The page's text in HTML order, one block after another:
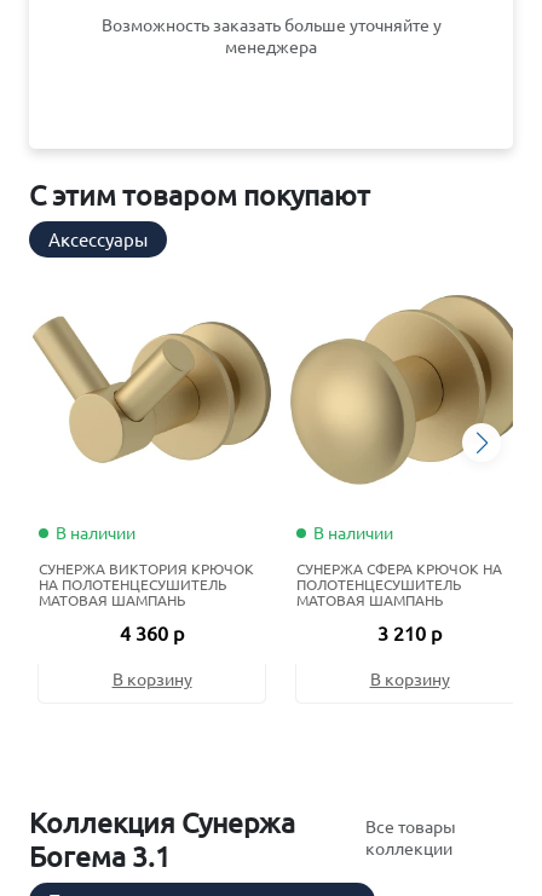
Возможность заказать больше уточняйте у
менеджера
С этим товаром покупают
Аксессуары
В наличии
СУНЕРЖА ВИКТОРИЯ КРЮЧОК
НА ПОЛОТЕНЦЕСУШИТЕЛЬ
МАТОВАЯ ШАМПАНЬ
4 360 р
В корзину
В наличии
СУНЕРЖА СФЕРА КРЮЧОК НА
ПОЛОТЕНЦЕСУШИТЕЛЬ
МАТОВАЯ ШАМПАНЬ
3 210 р
В корзину
Коллекция Сунержа
Богема 3.1
Все товары
коллекции